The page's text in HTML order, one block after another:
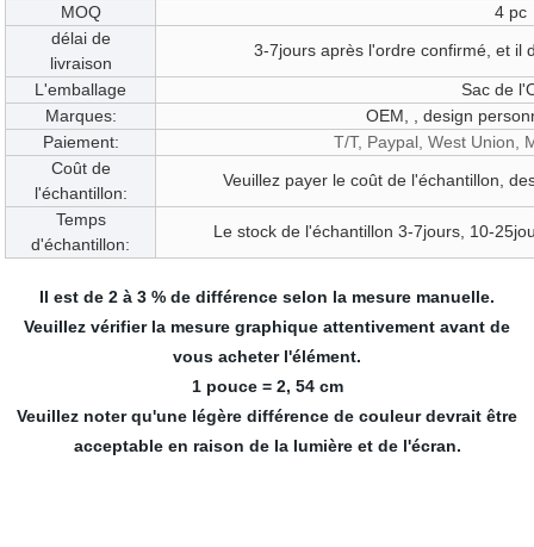
MOQ
4 pc
délai de
livraison
3-7jours après l'ordre confirmé, et il
L'emballage
Sac de
Marques:
OEM, , design
Paiement:
T/T, Paypal, West Union,
Coût de
l'échantillon:
Veuillez payer le coût de l'échantillon,
Temps
d'échantillon:
Le stock de l'échantillon 3-7jours, 10-
Il est de 2 à 3 % de différence selon la mesure manuelle.
Veuillez vérifier la mesure graphique attentivement avant de
vous acheter l'élément.
1 pouce = 2, 54 cm
Veuillez noter qu'une légère différence de couleur devrait être
acceptable en raison de la lumière et de l'écran.